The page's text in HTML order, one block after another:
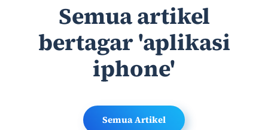
Semua artikel
bertagar 'aplikasi
iphone'
Semua Artikel